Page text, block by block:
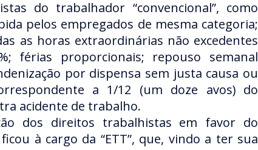
do trabalhador “convencional”, como
pelos empregados de mesma categoria;
as horas extraordinárias não excedentes
férias proporcionais; repouso semanal
por dispensa sem justa causa ou
a 1/12 (um doze avos) do
acidente de trabalho.
dos direitos trabalhistas em favor do
à cargo da “ETT”, que, vindo a ter sua